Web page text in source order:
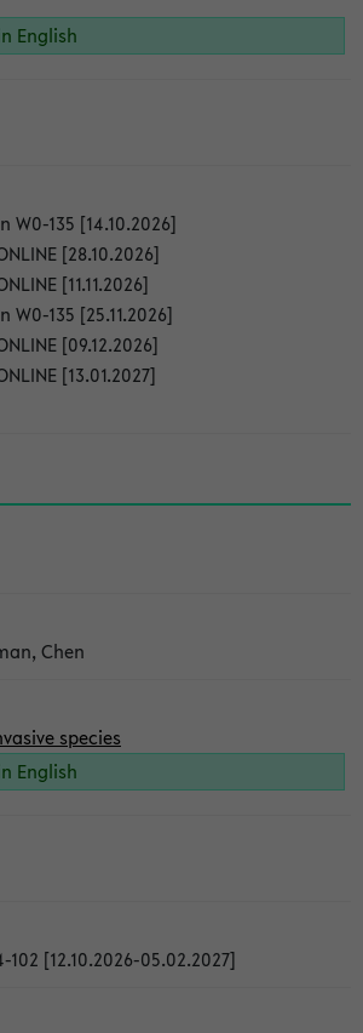
English
W0-135 [14.10.2026]
[28.10.2026]
[11.11.2026]
W0-135 [25.11.2026]
[09.12.2026]
[13.01.2027]
Chen
species
English
102 [12.10.2026-05.02.2027]